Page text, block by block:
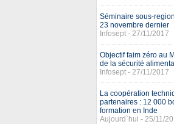
Séminaire sous-
23 novembre dernier
Infosept - 27/11/2017
Objectif faim zéro au
de la sécurité
Infosept - 27/11/2017
La coopération
partenaires : 12 000
formation en Inde
Aujourd`hui - 25/11/